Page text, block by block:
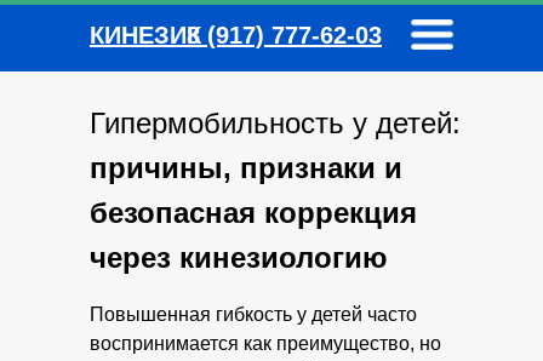
КИНЕЗИК8 (917) 777-62-03
Гипермобильность у детей:
причины, признаки и
безопасная коррекция
через кинезиологию
Повышенная гибкость у детей часто
воспринимается как преимущество, но